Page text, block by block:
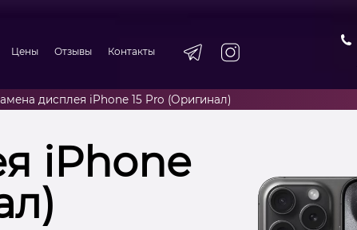
Цены Отзывы Контакты
дисплея iPhone 15 Pro (Оригинал)
iPhone